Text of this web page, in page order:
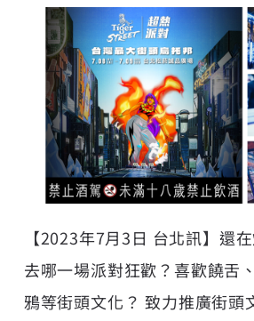
【2023年7月3日 台北訊】還
去哪一場派對狂歡？喜歡饒舌
鴉等街頭文化？ 致力推廣街頭